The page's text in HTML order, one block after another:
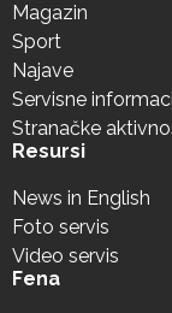
Magazin
Sport
Najave
Servisne
Stranačke
Resursi
News in English
Foto servis
Video servis
Fena